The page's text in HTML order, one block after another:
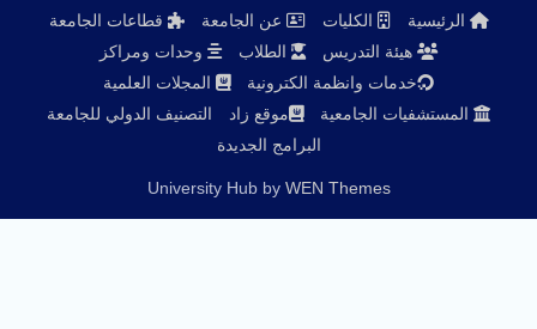
الرئيسية
الكليات عن الجامعة
قطاعات الجامعة
هيئة التدريس
الطلاب
وحدات ومراكز
خدمات وانظمة الكترونية
المجلات العلمية
المستشفيات الجامعية
موقع زاد
التصنيف الدولي للجامعة
البرامج الجديدة
University Hub by WEN Themes